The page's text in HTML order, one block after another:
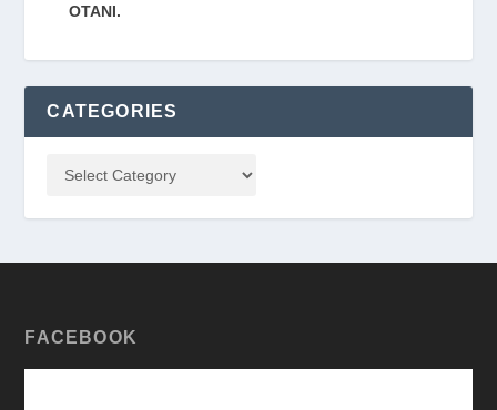
OTANI.
CATEGORIES
FACEBOOK